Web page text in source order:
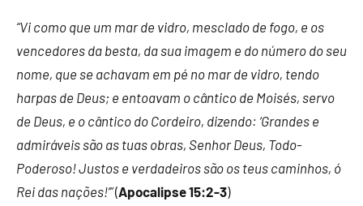
“Vi como que um mar de vidro, mesclado de fogo, e os
vencedores da besta, da sua imagem e do número do seu
nome, que se achavam em pé no mar de vidro, tendo
harpas de Deus; e entoavam o cântico de Moisés, servo
de Deus, e o cântico do Cordeiro, dizendo: ‘Grandes e
admiráveis são as tuas obras, Senhor Deus, Todo-
Poderoso! Justos e verdadeiros são os teus caminhos, ó
Rei das nações!’”(Apocalipse 15:2-3)